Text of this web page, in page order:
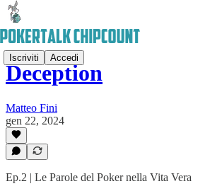
Iscriviti Accedi
Deception
Matteo Fini
gen 22, 2024
Ep.2 | Le Parole del Poker nella Vita Vera